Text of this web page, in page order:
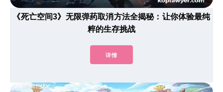
《死亡空间3》无限弹药取消方法全揭秘：让你体验最纯
粹的生存挑战
详情